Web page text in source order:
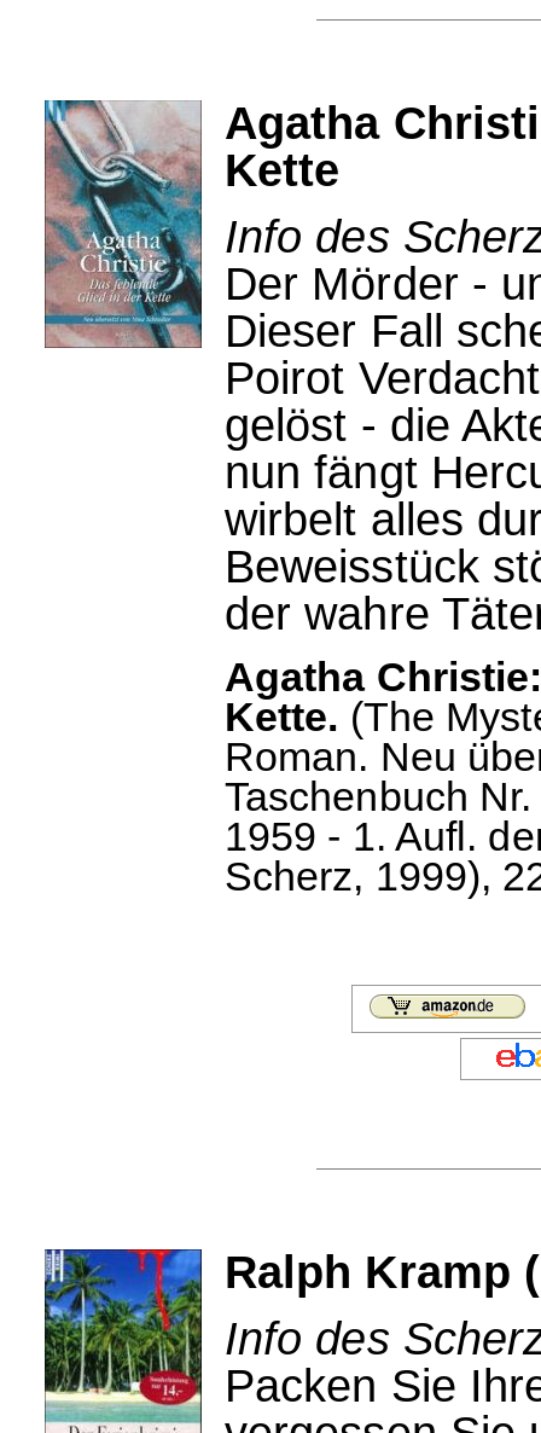
Agatha
Kette
Info des
Der Mörder -
Dieser Fall
Poirot
gelöst - die
nun fängt
wirbelt alles
Beweisstück
der wahre
Agatha
Kette. (The
Roman. Neu
Taschenbuch
1959 - 1. Aufl.
Scherz, 1999),
Ralph Kramp
Info des
Packen Sie